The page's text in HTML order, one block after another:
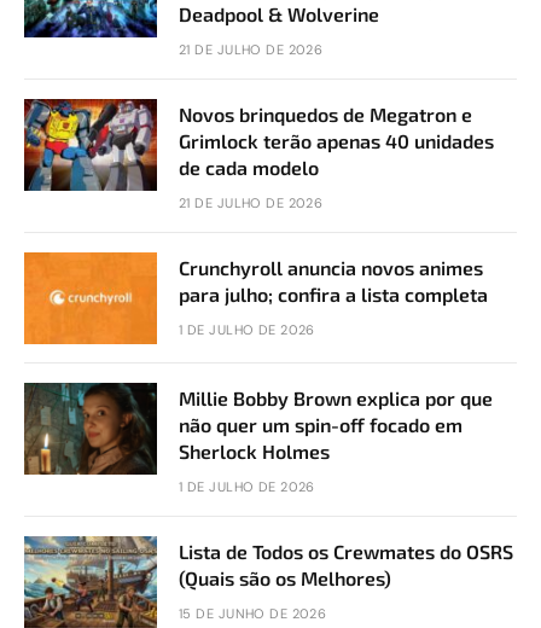
Deadpool & Wolverine
21 DE JULHO DE 2026
Novos brinquedos de Megatron e
Grimlock terão apenas 40 unidades
de cada modelo
21 DE JULHO DE 2026
Crunchyroll anuncia novos animes
para julho; confira a lista completa
1 DE JULHO DE 2026
Millie Bobby Brown explica por que
não quer um spin-off focado em
Sherlock Holmes
1 DE JULHO DE 2026
Lista de Todos os Crewmates do OSRS
(Quais são os Melhores)
15 DE JUNHO DE 2026